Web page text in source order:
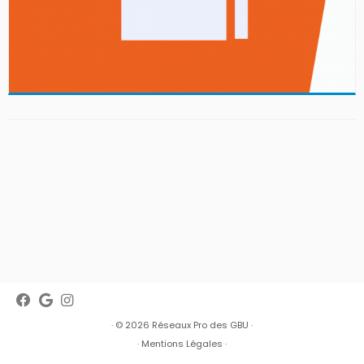
· © 2026 Réseaux Pro des GBU ·
· Mentions Légales ·